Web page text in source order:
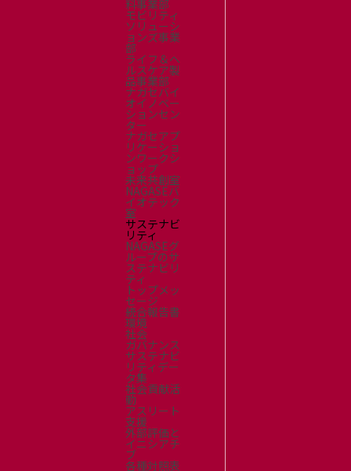
料事業部
モビリティ
ソリューシ
ョンズ事業
部
ライフ＆ヘ
ルスケア製
品事業部
ナガセバイ
オイノベー
ションセン
ター
ナガセアプ
リケーショ
ンワークシ
ョップ
未来共創室
NAGASEバ
イオテック
室
サステナビ
リティ
NAGASEグ
ループのサ
ステナビリ
ティ
トップメッ
セージ
統合報告書
環境
社会
ガバナンス
サステナビ
リティデー
タ集
社会貢献活
動
アスリート
支援
外部評価と
イニシアチ
ブ
各種対照表